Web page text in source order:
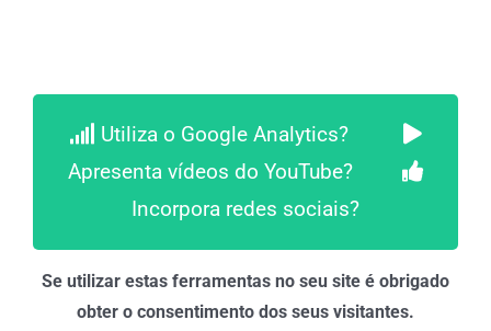
Utiliza o Google Analytics?
Apresenta vídeos do YouTube?
Incorpora redes sociais?
Se utilizar estas ferramentas no seu site é obrigado
obter o consentimento dos seus visitantes.